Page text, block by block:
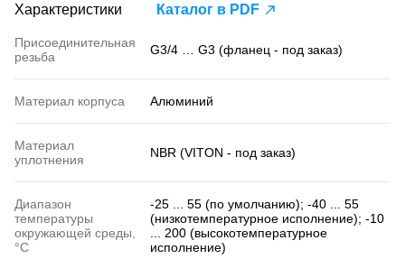
Характеристики Каталог в PDF
Присоединительная
резьба
G3/4 … G3 (фланец - под заказ)
Материал корпуса Алюминий
Материал
уплотнения
NBR (VITON - под заказ)
Диапазон
температуры
окружающей среды,
°C
-25 ... 55 (по умолчанию); -40 ... 55
(низкотемпературное исполнение); -10
... 200 (высокотемпературное
исполнение)